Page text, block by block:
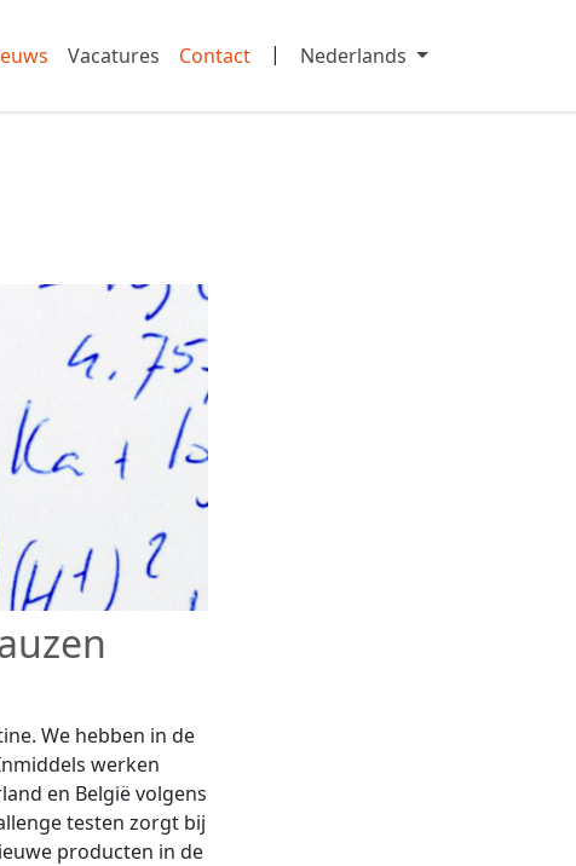
Vacatures Contact | Nederlands
We hebben in de
werken
en België volgens
testen zorgt bij
producten in de